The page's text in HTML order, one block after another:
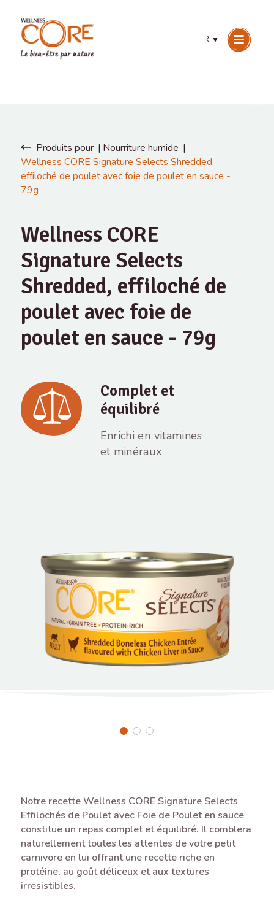
FR ▼
Produits pour
Nourriture humide
Wellness CORE Signature Selects Shredded,
effiloché de poulet avec foie de poulet en sauce -
79g
Wellness CORE
Signature Selects
Shredded, effiloché de
poulet avec foie de
poulet en sauce - 79g
Complet et
équilibré
Enrichi en vitamines
et minéraux
Notre recette Wellness CORE Signature Selects
Effilochés de Poulet avec Foie de Poulet en sauce
constitue un repas complet et équilibré. Il comblera
naturellement toutes les attentes de votre petit
carnivore en lui offrant une recette riche en
protéine, au goût déliceux et aux textures
irresistibles.